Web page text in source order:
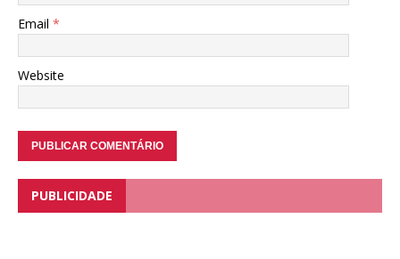
Email *
Website
PUBLICIDADE